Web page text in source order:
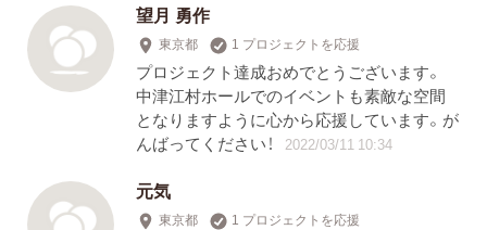
望月 勇作
東京都 1 プロジェクトを応援
プロジェクト達成おめでとうございます。
中津江村ホールでのイベントも素敵な空間
となりますように心から応援しています。が
んばってください！
2022/03/11 10:34
元気
東京都 1 プロジェクトを応援